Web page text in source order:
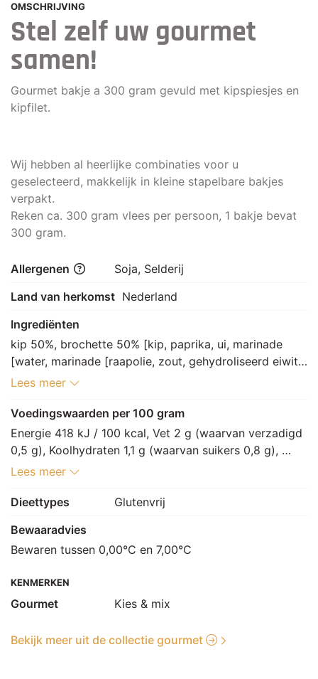
OMSCHRIJVING
Stel zelf uw gourmet
samen!
Gourmet bakje a 300 gram gevuld met kipspiesjes en
kipfilet.
Wij hebben al heerlijke combinaties voor u
geselecteerd, makkelijk in kleine stapelbare bakjes
verpakt.
Reken ca. 300 gram vlees per persoon, 1 bakje bevat
300 gram.
Allergenen
Soja, Selderij
Land van herkomst Nederland
Ingrediënten
kip 50%, brochette 50% [kip, paprika, ui, marinade
[water, marinade [raapolie, zout, gehydroliseerd eiwit
[koolzaad], kruiden en specerij [zwarte peper,
paprikaconcentraat, gistextract, uipoeder], kruiden
[paprikapoeder, rijstbloem, zeezout, gistextract,
kurkuma, plantaardig eiwithydrolysaat,
knoflookpoeder, cayennepeper, gehydroliseerd eiwit
[mais], fenegriek, karwijzaad, komijnzaad,
gemberpoeder, witte peper, piment]]] (SOJA), kruiden
SELDERIJzaad, kurkuma, foelie, nootmuskaat, komijn,
karwijzaad], ui, marjolein, smaakversterker: E621]
Lees meer
Voedingswaarden per 100 gram
Energie 418 kJ / 100 kcal, Vet 2 g (waarvan verzadigd
0,5 g), Koolhydraten 1,1 g (waarvan suikers 0,8 g),
Vezels 0,5 g, Eiwitten 18,9 g, Zout 0,6 g.
Lees meer
Dieettypes
Glutenvrij
Bewaaradvies
Bewaren tussen 0,00°C en 7,00°C
KENMERKEN
Gourmet Kies & mix
Bekijk meer uit de collectie gourmet